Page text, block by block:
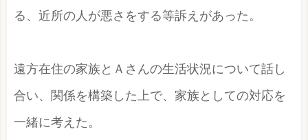
る、近所の人が悪さをする等訴えがあった。
遠方在住の家族とＡさんの生活状況について話し
合い、関係を構築した上で、家族としての対応を
一緒に考えた。